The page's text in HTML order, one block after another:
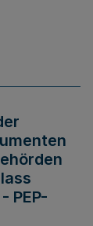
PEP-